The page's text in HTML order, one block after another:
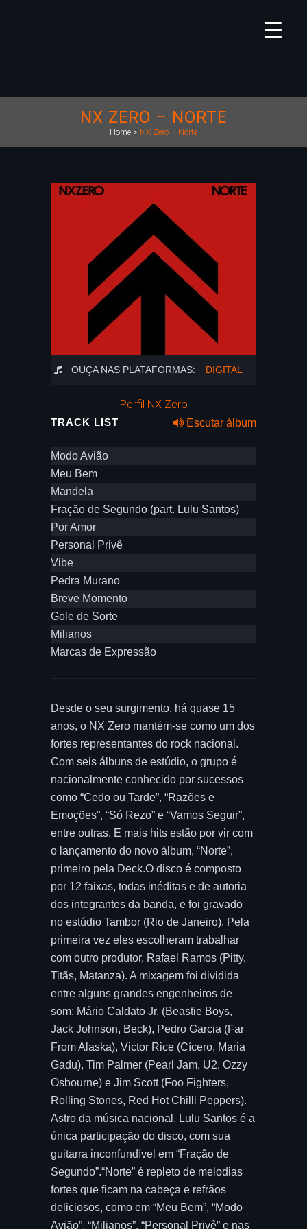
NX ZERO – NORTE
Home > NX Zero – Norte
OUÇA NAS PLATAFORMAS: DIGITAL
Perfil NX Zero
TRACK LIST Escutar álbum
Modo Avião
Meu Bem
Mandela
Fração de Segundo (part. Lulu Santos)
Por Amor
Personal Privê
Vibe
Pedra Murano
Breve Momento
Gole de Sorte
Milianos
Marcas de Expressão
Desde o seu surgimento, há quase 15
anos, o NX Zero mantém-se como um dos
fortes representantes do rock nacional.
Com seis álbuns de estúdio, o grupo é
nacionalmente conhecido por sucessos
como “Cedo ou Tarde”, “Razões e
Emoções”, “Só Rezo” e “Vamos Seguir”,
entre outras. E mais hits estão por vir com
o lançamento do novo álbum, “Norte”,
primeiro pela Deck.O disco é composto
por 12 faixas, todas inéditas e de autoria
dos integrantes da banda, e foi gravado
no estúdio Tambor (Rio de Janeiro). Pela
primeira vez eles escolheram trabalhar
com outro produtor, Rafael Ramos (Pitty,
Titãs, Matanza). A mixagem foi dividida
entre alguns grandes engenheiros de
som: Mário Caldato Jr. (Beastie Boys,
Jack Johnson, Beck), Pedro Garcia (Far
From Alaska), Victor Rice (Cícero, Maria
Gadu), Tim Palmer (Pearl Jam, U2, Ozzy
Osbourne) e Jim Scott (Foo Fighters,
Rolling Stones, Red Hot Chilli Peppers).
Astro da música nacional, Lulu Santos é a
única participação do disco, com sua
guitarra inconfundível em “Fração de
Segundo”.“Norte” é repleto de melodias
fortes que ficam na cabeça e refrãos
deliciosos, como em “Meu Bem”, “Modo
Avião”, “Milianos”, “Personal Privê” e nas